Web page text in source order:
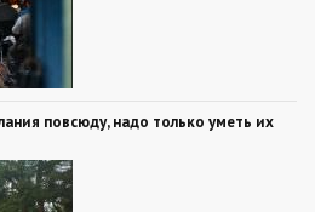
повсюду, надо только уметь их